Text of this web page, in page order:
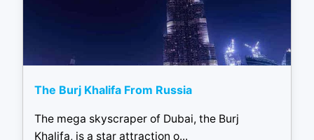
The Burj Khalifa From Russia
The mega skyscraper of Dubai, the Burj
Khalifa, is a star attraction o...